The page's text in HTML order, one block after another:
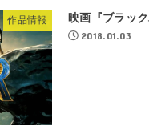
作品情報 映画『ブラッ
2018.01.03